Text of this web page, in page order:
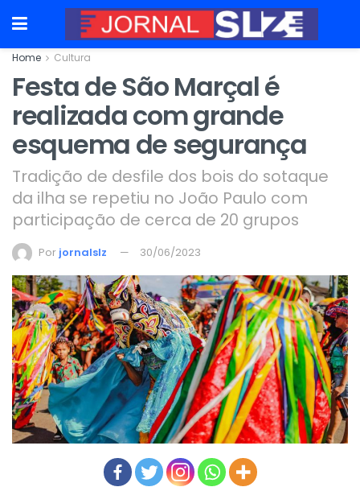
Home Cultura
Festa de São Marçal é
realizada com grande
esquema de segurança
Tradição de desfile dos bois do sotaque
da ilha se repetiu no João Paulo com
participação de cerca de 20 grupos
Por jornalslz 30/06/2023